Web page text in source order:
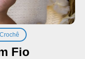
Crochê
Fio